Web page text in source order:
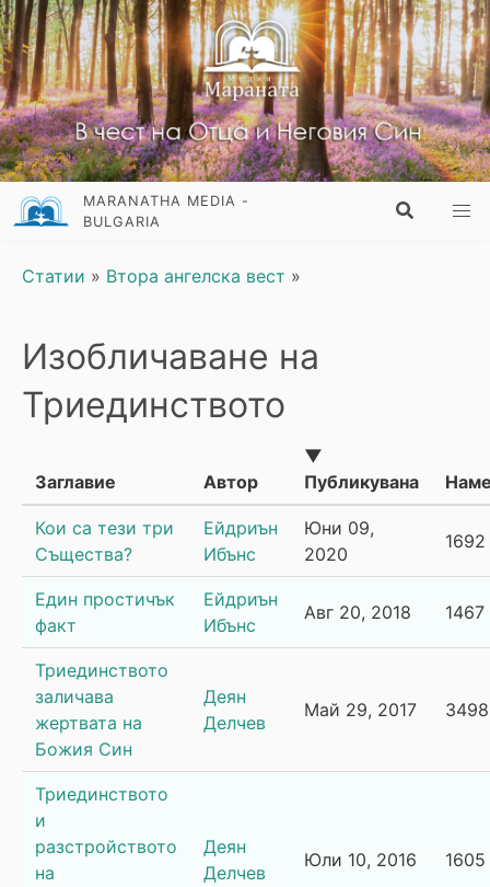
MARANATHA MEDIA -
BULGARIA
Статии » Втора ангелска вест »
Изобличаване на
Триединството
Заглавие Автор
▼
Публикувана
Кои са тези три
Същества?
Ейдриън
Ибънс
Юни 09,
2020
1692
Един простичък
факт
Ейдриън
Ибънс
Авг 20, 2018 1467
Триединството
заличава
жертвата на
Божия Син
Деян
Делчев
Май 29, 2017 3498
Триединството
и
разстройството
на
Деян
Делчев
Юли 10, 2016 1605